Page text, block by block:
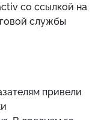
со ссылкой на
службы
привели